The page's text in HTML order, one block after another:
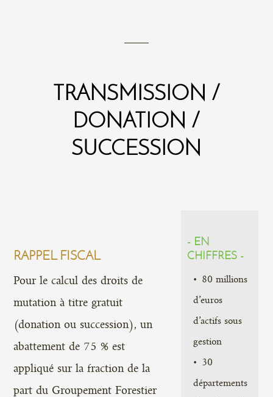
TRANSMISSION /
DONATION /
SUCCESSION
RAPPEL FISCAL
Pour le calcul des droits de
mutation à titre gratuit
(donation ou succession), un
abattement de 75 % est
appliqué sur la fraction de la
part du Groupement Forestier
- EN
CHIFFRES -
80 millions
d’euros
d’actifs sous
gestion
30
départements